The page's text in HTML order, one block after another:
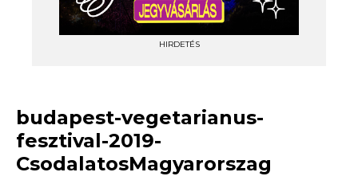
HIRDETÉS
budapest-vegetarianus-
fesztival-2019-
CsodalatosMagyarorszag